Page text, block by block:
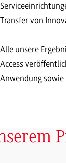
Transfer von
Alle unsere
Access
Anwendung